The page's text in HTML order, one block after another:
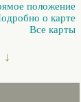
положение
о карте
Все карты
↓